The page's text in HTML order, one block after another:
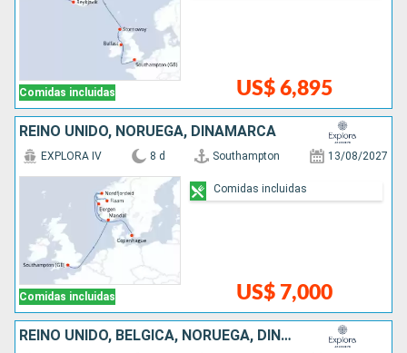
Comidas incluidas US$ 6,895
REINO UNIDO, NORUEGA, DINAMARCA
Comidas incluidas
EXPLORA IV 8 d Southampton 13/08/2027
US$ 7,000
Comidas incluidas
REINO UNIDO, BÉLGICA, NORUEGA, DINAMARCA